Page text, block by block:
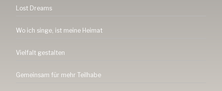
Lost Dreams
Wo ich singe, ist meine Heimat
Vielfalt gestalten
Gemeinsam für mehr Teilhabe